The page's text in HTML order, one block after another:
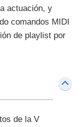
actuación, y
comandos MIDI
de playlist por
de la V